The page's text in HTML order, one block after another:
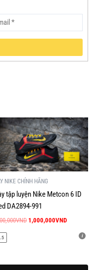
NIKE CHÍNH HÃNG
tập luyện Nike Metcon 6 ID
DA2894-991
VND
Giá
gốc
là:
3,200,000VND.
1,000,000VND
Giá
hiện
tại
là: